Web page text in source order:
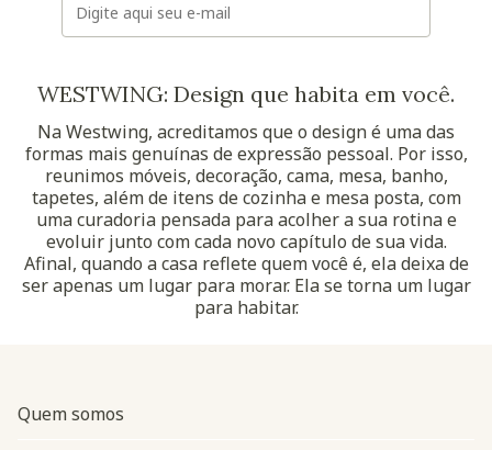
WESTWING: Design que habita em você.
Na Westwing, acreditamos que o design é uma das
formas mais genuínas de expressão pessoal. Por isso,
reunimos móveis, decoração, cama, mesa, banho,
tapetes, além de itens de cozinha e mesa posta, com
uma curadoria pensada para acolher a sua rotina e
evoluir junto com cada novo capítulo de sua vida.
Afinal, quando a casa reflete quem você é, ela deixa de
ser apenas um lugar para morar. Ela se torna um lugar
para habitar.
Quem somos